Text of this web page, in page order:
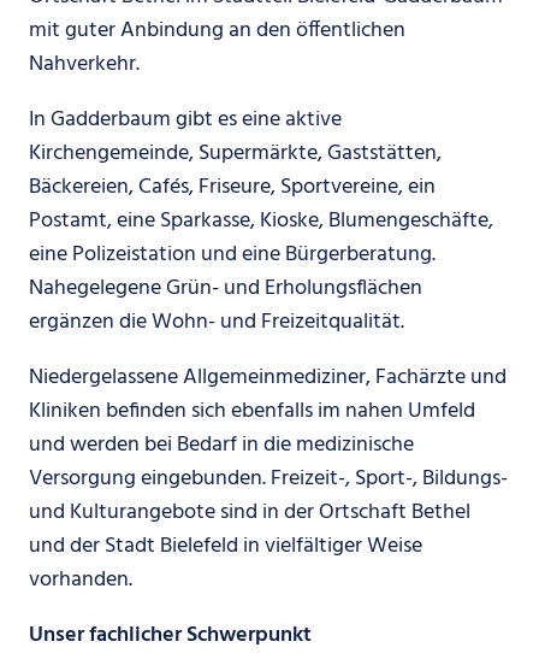
mit guter Anbindung an den öffentlichen
Nahverkehr.
In Gadderbaum gibt es eine aktive
Kirchengemeinde, Supermärkte, Gaststätten,
Bäckereien, Cafés, Friseure, Sportvereine, ein
Postamt, eine Sparkasse, Kioske, Blumengeschäfte,
eine Polizeistation und eine Bürgerberatung.
Nahegelegene Grün- und Erholungsflächen
ergänzen die Wohn- und Freizeitqualität.
Niedergelassene Allgemeinmediziner, Fachärzte und
Kliniken befinden sich ebenfalls im nahen Umfeld
und werden bei Bedarf in die medizinische
Versorgung eingebunden. Freizeit-, Sport-, Bildungs-
und Kulturangebote sind in der Ortschaft Bethel
und der Stadt Bielefeld in vielfältiger Weise
vorhanden.
Unser fachlicher Schwerpunkt